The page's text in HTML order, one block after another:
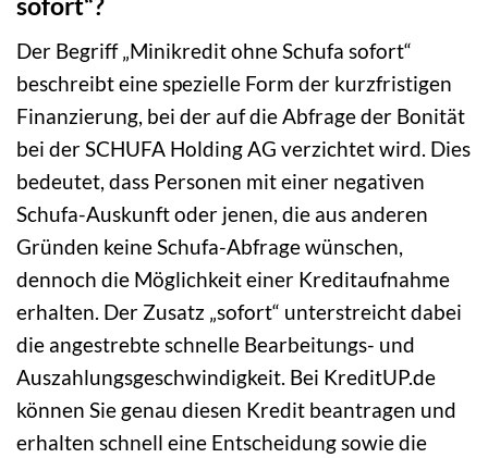
Der Begriff „Minikredit ohne Schufa sofort“
beschreibt eine spezielle Form der kurzfristigen
Finanzierung, bei der auf die Abfrage der Bonität
bei der SCHUFA Holding AG verzichtet wird. Dies
bedeutet, dass Personen mit einer negativen
Schufa-Auskunft oder jenen, die aus anderen
Gründen keine Schufa-Abfrage wünschen,
dennoch die Möglichkeit einer Kreditaufnahme
erhalten. Der Zusatz „sofort“ unterstreicht dabei
die angestrebte schnelle Bearbeitungs- und
Auszahlungsgeschwindigkeit. Bei KreditUP.de
können Sie genau diesen Kredit beantragen und
erhalten schnell eine Entscheidung sowie die